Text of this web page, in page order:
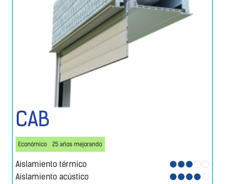
CAB
Económico 25 años mejorando
Aislamiento térmico
Aislamiento acústico